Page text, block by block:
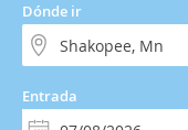
Dónde ir
Entrada